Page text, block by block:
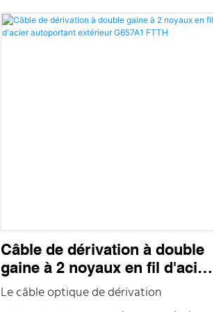
sont placés des deux côtés, puis une
Câble de dérivation à double
gaine à 2 noyaux en fil d'acier
autoportant extérieur G657A1
Le câble optique de dérivation